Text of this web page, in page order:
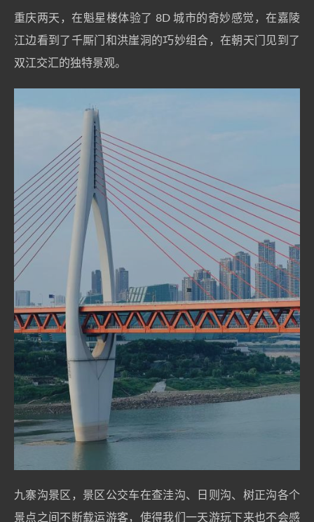
重庆两天，在魁星楼体验了 8D 城市的奇妙感觉，在嘉陵
江边看到了千厮门和洪崖洞的巧妙组合，在朝天门见到了
双江交汇的独特景观。
九寨沟景区，景区公交车在查洼沟、日则沟、树正沟各个
景点之间不断载运游客，使得我们一天游玩下来也不会感